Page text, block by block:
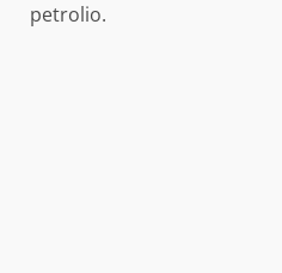
petrolio.